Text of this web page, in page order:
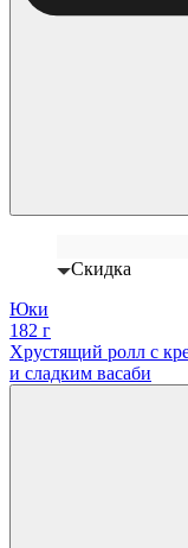
Скидка
Юки
182 г
Хрустящий ролл с
и сладким васаби